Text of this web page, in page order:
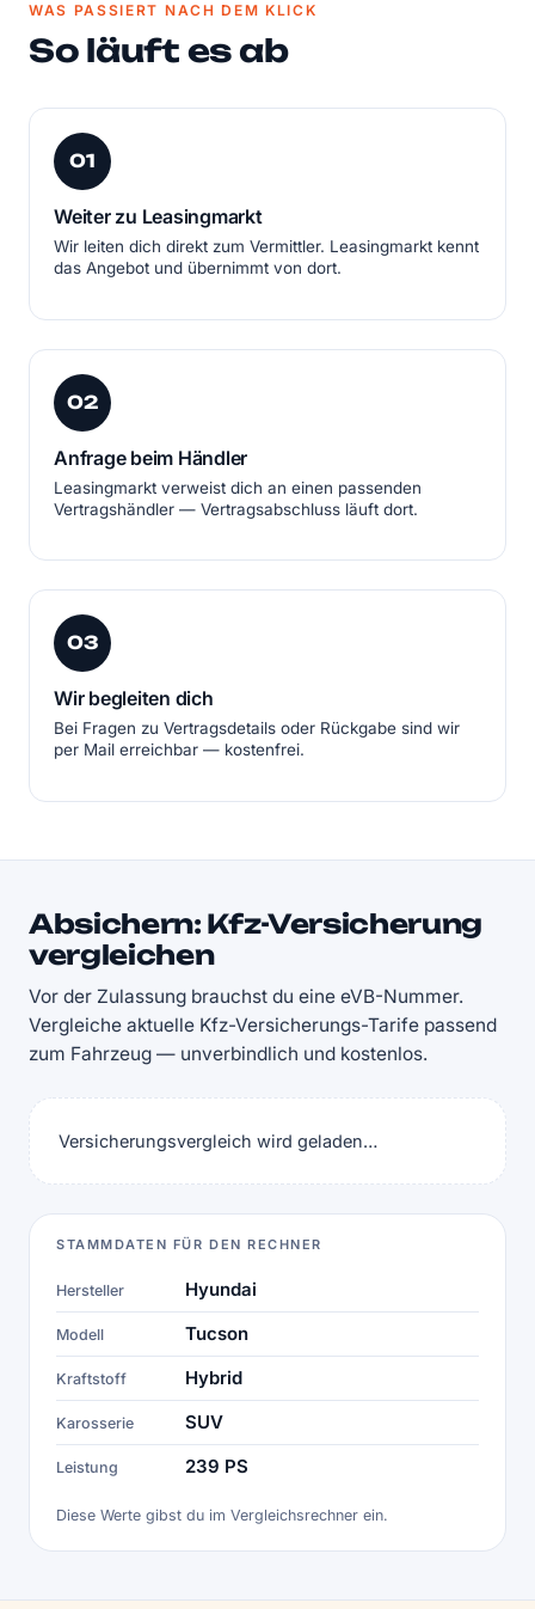
WAS PASSIERT NACH DEM KLICK
So läuft es ab
01
Weiter zu Leasingmarkt
Wir leiten dich direkt zum Vermittler. Leasingmarkt kennt
das Angebot und übernimmt von dort.
02
Anfrage beim Händler
Leasingmarkt verweist dich an einen passenden
Vertragshändler — Vertragsabschluss läuft dort.
03
Wir begleiten dich
Bei Fragen zu Vertragsdetails oder Rückgabe sind wir
per Mail erreichbar — kostenfrei.
Absichern: Kfz-Versicherung
vergleichen
Vor der Zulassung brauchst du eine eVB-Nummer.
Vergleiche aktuelle Kfz-Versicherungs-Tarife passend
zum Fahrzeug — unverbindlich und kostenlos.
Versicherungsvergleich wird geladen…
STAMMDATEN FÜR DEN RECHNER
Hersteller Hyundai
Modell Tucson
Kraftstoff Hybrid
Karosserie SUV
Leistung 239 PS
Diese Werte gibst du im Vergleichsrechner ein.